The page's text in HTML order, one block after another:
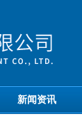
新闻资讯